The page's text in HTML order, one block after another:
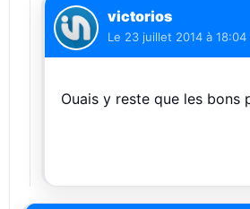
victorios
Le 23 juillet 2014 à 18:04
Ouais y reste que les bons